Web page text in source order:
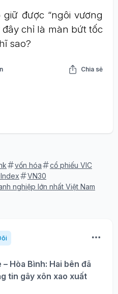
được “ngôi vương
đây chỉ là màn bứt tốc
sao?
Chia sẻ
vốn hóa
cổ phiếu VIC
VN30
nghiệp lớn nhất Việt Nam
Hòa Bình: Hai bên đã
tin gây xôn xao xuất